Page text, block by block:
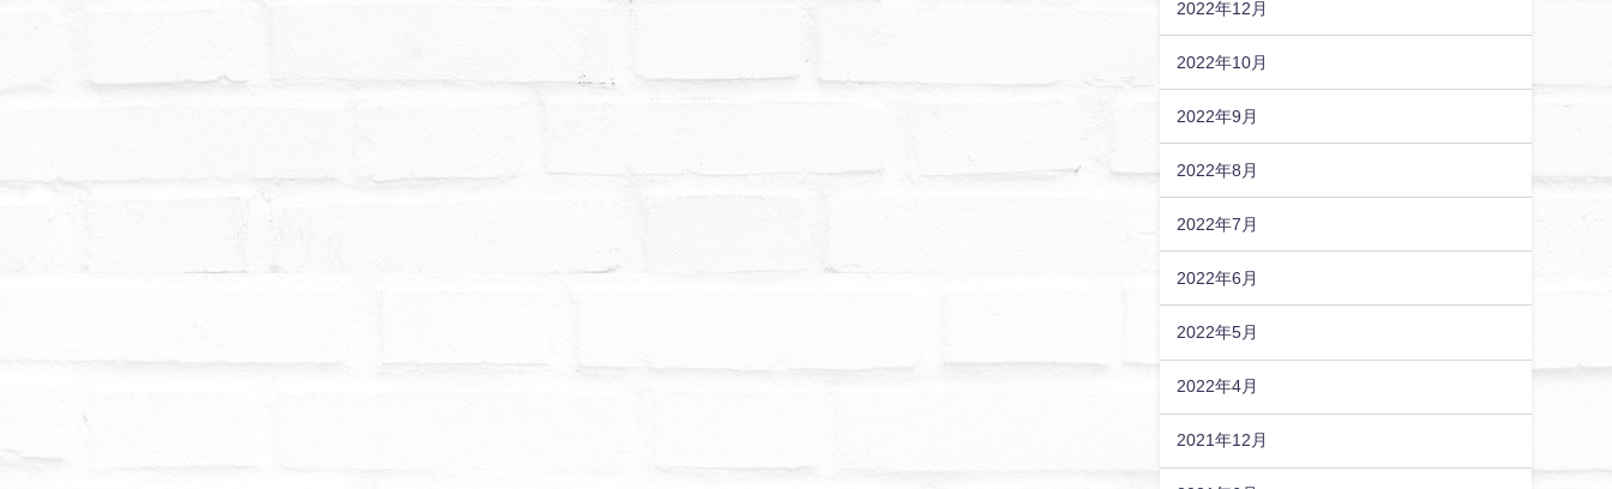
2022年12月
2022年10月
2022年9月
2022年8月
2022年7月
2022年6月
2022年5月
2022年4月
2021年12月